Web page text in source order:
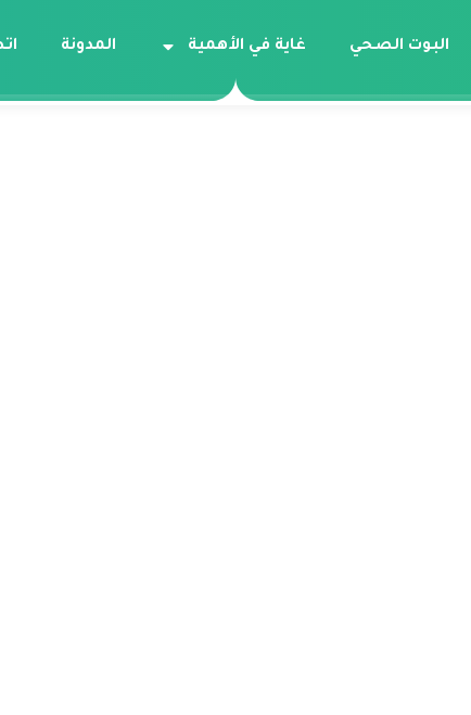
البوت الصحي غاية في الأهمية المدونة